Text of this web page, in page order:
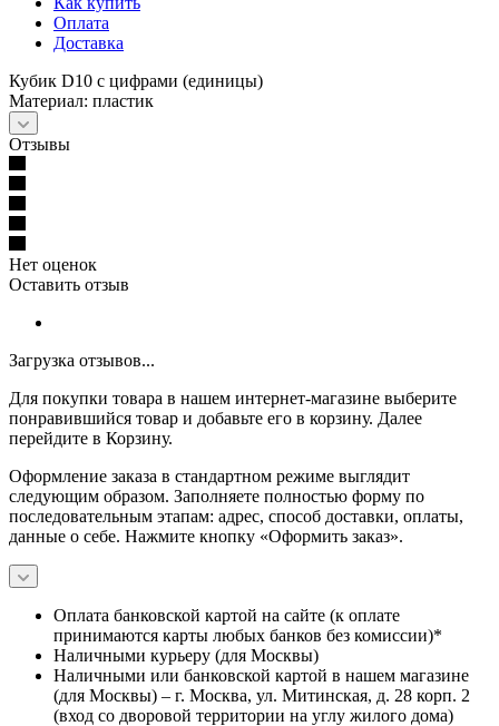
Оплата
Доставка
Кубик D10 с цифрами (единицы)
Материал: пластик
Отзывы
Нет оценок
Оставить отзыв
Загрузка отзывов...
Для покупки товара в нашем интернет-магазине выберите
понравившийся товар и добавьте его в корзину. Далее
перейдите в Корзину.
Оформление заказа в стандартном режиме выглядит
следующим образом. Заполняете полностью форму по
последовательным этапам: адрес, способ доставки, оплаты,
данные о себе. Нажмите кнопку «Оформить заказ».
Оплата банковской картой на сайте (к оплате
принимаются карты любых банков без комиссии)*
Наличными курьеру (для Москвы)
Наличными или банковской картой в нашем магазине
(для Москвы) – г. Москва, ул. Митинская, д. 28 корп. 2
(вход со дворовой территории на углу жилого дома)